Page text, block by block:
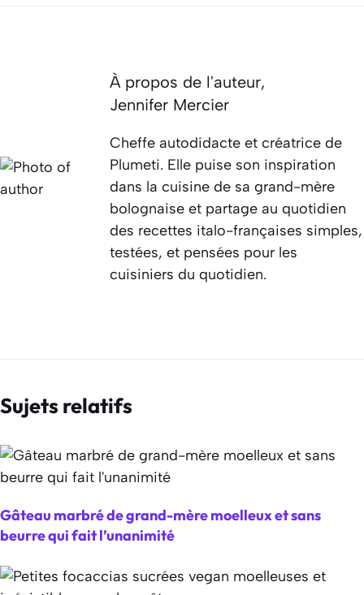
À propos de l'auteur,
Jennifer Mercier
Cheffe autodidacte et créatrice de
Plumeti. Elle puise son inspiration
dans la cuisine de sa grand-mère
bolognaise et partage au quotidien
des recettes italo-françaises simples,
testées, et pensées pour les
cuisiniers du quotidien.
Sujets relatifs
Gâteau marbré de grand-mère moelleux et sans
beurre qui fait l’unanimité